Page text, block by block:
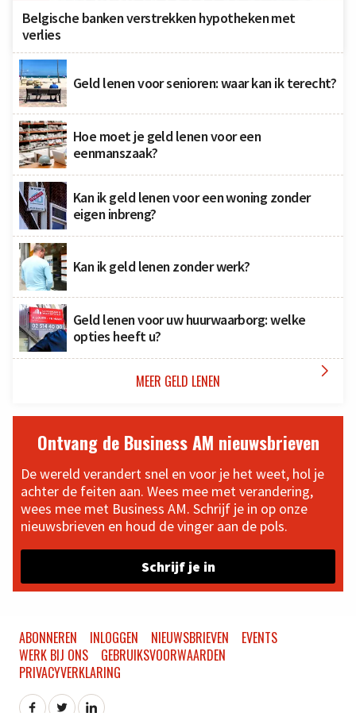
Belgische banken verstrekken hypotheken met
verlies
Geld lenen voor senioren: waar kan ik terecht?
Hoe moet je geld lenen voor een
eenmanszaak?
Kan ik geld lenen voor een woning zonder
eigen inbreng?
Kan ik geld lenen zonder werk?
Geld lenen voor uw huurwaarborg: welke
opties heeft u?
MEER GELD LENEN 
Ontvang de Business AM nieuwsbrieven
De wereld verandert snel en voor je het weet, hol je
achter de feiten aan. Wees mee met verandering,
wees mee met Business AM. Schrijf je in op onze
nieuwsbrieven en houd de vinger aan de pols.
Schrijf je in
ABONNEREN INLOGGEN NIEUWSBRIEVEN
EVENTS
WERK BIJ ONS
GEBRUIKSVOORWAARDEN
PRIVACYVERKLARING